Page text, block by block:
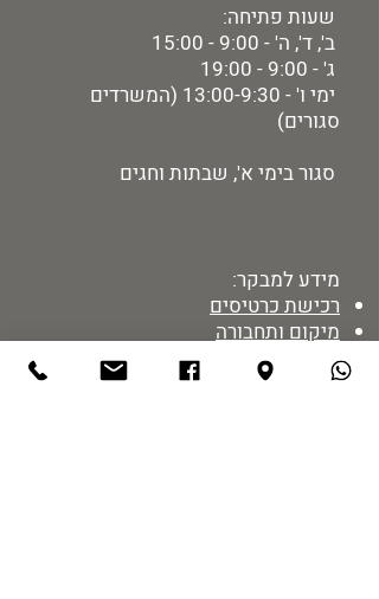
שעות פתיחה:
ב', ד', ה' - 9:00 - 15:00
ג' - 9:00 - 19:00
ימי ו' - 13:00-9:30 (המשרדים
סגורים)
סגור בימי א', שבתות וחגים
מידע למבקר:
רכישת כרטיסים
מיקום ותחבורה
הזמנת הדרכות
מדיניות אתר